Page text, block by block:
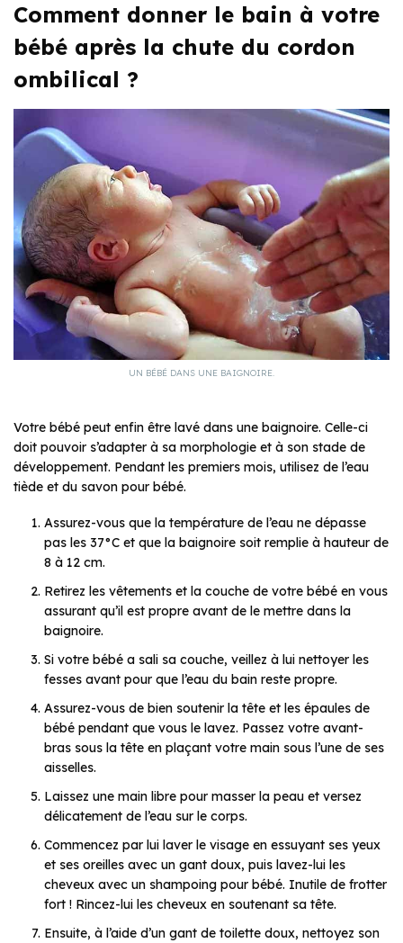
Comment donner le bain à votre
bébé après la chute du cordon
ombilical ?
UN BÉBÉ DANS UNE BAIGNOIRE.
Votre bébé peut enfin être lavé dans une baignoire. Celle-ci
doit pouvoir s’adapter à sa morphologie et à son stade de
développement. Pendant les premiers mois, utilisez de l’eau
tiède et du savon pour bébé.
Assurez-vous que la température de l’eau ne dépasse
pas les 37°C et que la baignoire soit remplie à hauteur de
8 à 12 cm.
Retirez les vêtements et la couche de votre bébé en vous
assurant qu’il est propre avant de le mettre dans la
baignoire.
Si votre bébé a sali sa couche, veillez à lui nettoyer les
fesses avant pour que l’eau du bain reste propre.
Assurez-vous de bien soutenir la tête et les épaules de
bébé pendant que vous le lavez. Passez votre avant-
bras sous la tête en plaçant votre main sous l’une de ses
aisselles.
Laissez une main libre pour masser la peau et versez
délicatement de l’eau sur le corps.
Commencez par lui laver le visage en essuyant ses yeux
et ses oreilles avec un gant doux, puis lavez-lui les
cheveux avec un shampoing pour bébé. Inutile de frotter
fort ! Rincez-lui les cheveux en soutenant sa tête.
Ensuite, à l’aide d’un gant de toilette doux, nettoyez son